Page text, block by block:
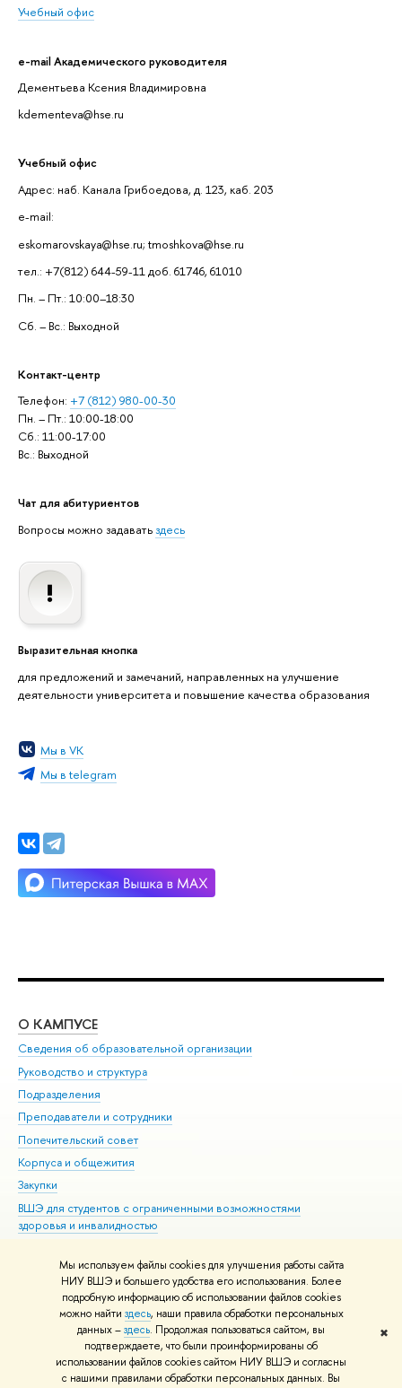
Мы используем файлы cookies для улучшения работы сайта
НИУ ВШЭ и большего удобства его использования. Более
подробную информацию об использовании файлов cookies
можно найти здесь, наши правила обработки персональных
данных –здесь. Продолжая пользоваться сайтом, вы
подтверждаете, что были проинформированы об
использовании файлов cookies сайтом НИУ ВШЭ и согласны
с нашими правилами обработки персональных данных. Вы
✖
Учебный офис
e-mail Академического руководителя
Дементьева Ксения Владимировна
kdementeva@hse.ru
Учебный офис
Адрес: наб. Канала Грибоедова, д. 123, каб. 203
e-mail:
eskomarovskaya@hse.ru; tmoshkova@hse.ru
тел.: +7(812) 644-59-11 доб. 61746, 61010
Пн. – Пт.: 10:00–18:30
Сб. – Вс.: Выходной
Контакт-центр
Телефон: +7 (812) 980-00-30
Пн. – Пт.: 10:00-18:00
Сб.: 11:00-17:00
Вс.: Выходной
Чат для абитуриентов
Вопросы можно задаватьздесь
Выразительная кнопка
для предложений и замечаний, направленных на улучшение
деятельности университета и повышение качества образования
Мы в VK
Мы в telegram
О КАМПУСЕ
Сведения об образовательной организации
Руководство и структура
Подразделения
Преподаватели и сотрудники
Попечительский совет
Корпуса и общежития
Закупки
ВШЭ для студентов с ограниченными возможностями
здоровья и инвалидностью
Единая платежная страница
© НИУ ВШЭ 1993–2026 Адреса и контакты Условия использования
материалов Политика конфиденциальности Карта сайта